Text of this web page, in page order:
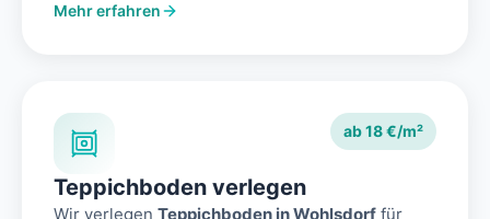
Mehr erfahren
ab 18 €/m²
Teppichboden verlegen
Wir verlegen Teppichboden in Wohlsdorf für